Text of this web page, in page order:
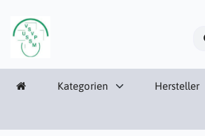
Kategorien Hersteller